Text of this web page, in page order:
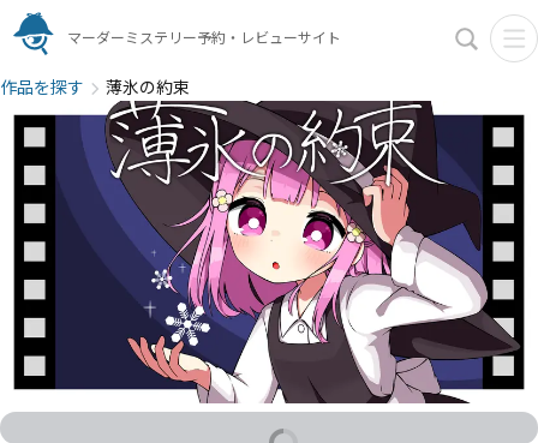
マーダーミステリー予約・レビューサイト
作品を探す 薄氷の約束